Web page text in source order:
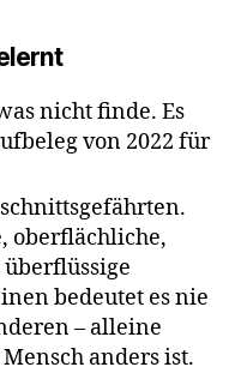
nicht finde. Es
von 2022 für
oberflächliche,
bedeutet es nie
– alleine
anders ist.